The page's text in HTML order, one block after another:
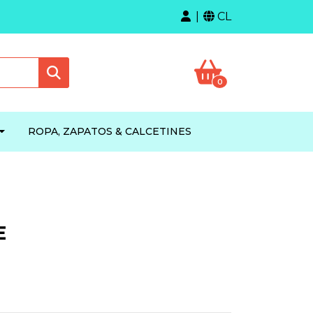
CL
0
ROPA, ZAPATOS & CALCETINES